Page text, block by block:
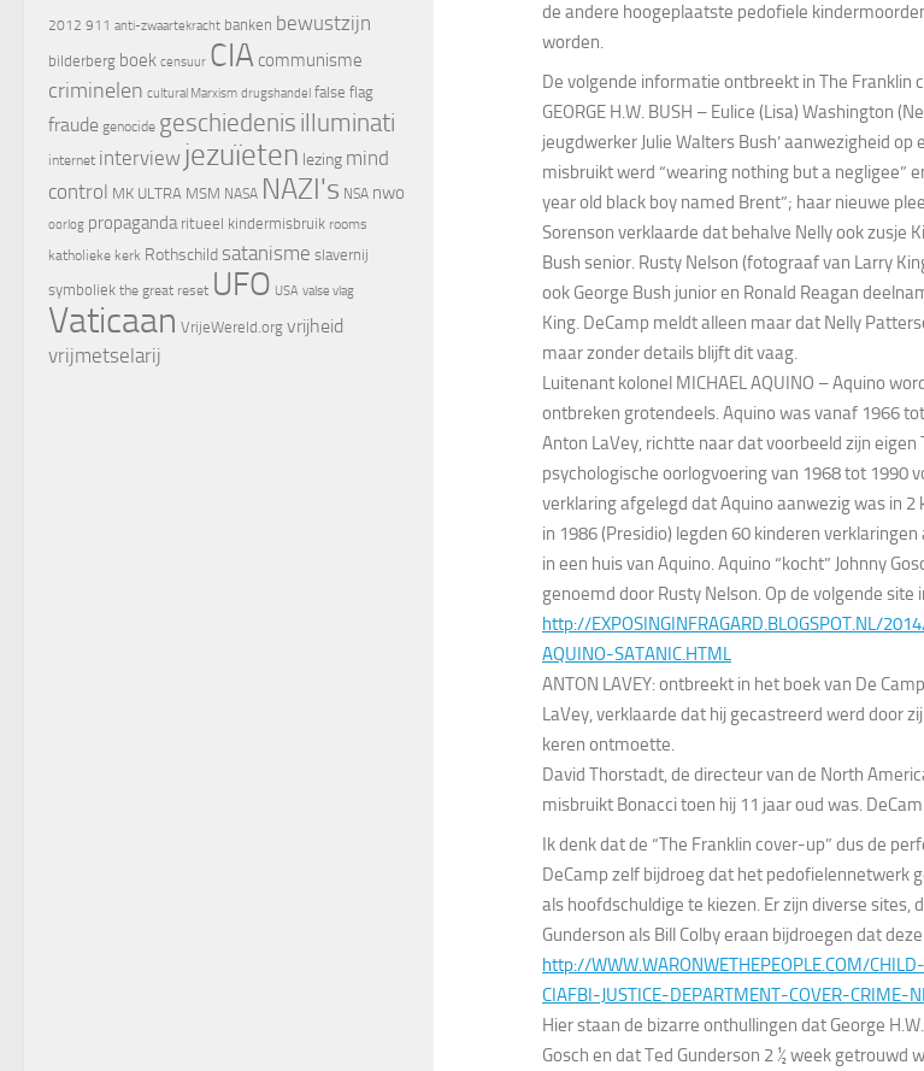
de andere hoogeplaatste pedofiele
worden.
De volgende informatie ontbreekt in The
GEORGE H.W. BUSH – Eulice (Lisa) Washington
jeugdwerker Julie Walters Bush’ aanwezigheid
misbruikt werd “wearing nothing but a negligee”
year old black boy named Brent”; haar nieuwe
Sorenson verklaarde dat behalve Nelly ook zusje
Bush senior. Rusty Nelson (fotograaf van Larry
ook George Bush junior en Ronald Reagan
King. DeCamp meldt alleen maar dat Nelly
maar zonder details blijft dit vaag.
Luitenant kolonel MICHAEL AQUINO – Aquino
ontbreken grotendeels. Aquino was vanaf 1966
Anton LaVey, richtte naar dat voorbeeld zijn
psychologische oorlogvoering van 1968 tot 1990
verklaring afgelegd dat Aquino aanwezig was in
in 1986 (Presidio) legden 60 kinderen
in een huis van Aquino. Aquino “kocht” Johnny
genoemd door Rusty Nelson. Op de volgende
http://EXPOSINGINFRAGARD.BLOGSPOT.NL/
AQUINO-SATANIC.HTML
ANTON LAVEY: ontbreekt in het boek van De
LaVey, verklaarde dat hij gecastreerd werd door
keren ontmoette.
David Thorstadt, de directeur van de North
misbruikt Bonacci toen hij 11 jaar oud was.
Ik denk dat de “The Franklin cover-up” dus de
DeCamp zelf bijdroeg dat het pedofielennetwerk
als hoofdschuldige te kiezen. Er zijn diverse sites,
Gunderson als Bill Colby eraan bijdroegen dat
http://WWW.WARONWETHEPEOPLE.COM/
CIAFBI-JUSTICE-DEPARTMENT-COVER-CRIME-
Hier staan de bizarre onthullingen dat George
Gosch en dat Ted Gunderson 2 ½ week getrouwd
2012 911 anti-zwaartekracht banken bewustzijn
bilderberg boek censuur CIA communisme
criminelen cultural Marxism drugshandel false flag
fraude genocide geschiedenis illuminati
internet interview jezuïeten lezing mind
control MK ULTRA MSM NASA NAZI's NSA nwo
oorlog propaganda ritueel kindermisbruik rooms
katholieke kerk Rothschild satanisme slavernij
symboliek the great reset UFO USA valse vlag
Vaticaan VrijeWereld.org vrijheid
vrijmetselarij